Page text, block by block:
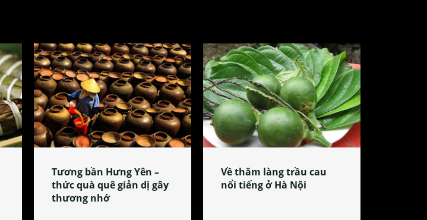
Tương bần Hưng Yên –
thức quà quê giản dị gây
thương nhớ
Về thăm làng trầu cau
nổi tiếng ở Hà Nội